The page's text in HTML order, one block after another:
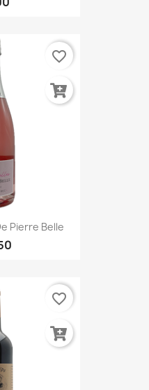
Pierre Belle
favorite_border
favorite_border